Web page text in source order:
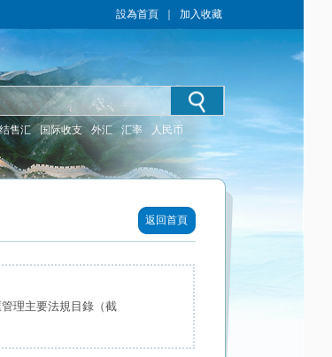
設為首頁 加入收藏
结售汇 国际收支 外汇 汇率 人民币
返回首頁
理主要法規目錄（截